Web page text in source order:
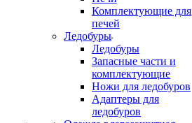
Комплектующие для
печей
Ледобуры
Ледобуры
Запасные части и
комплектующие
Ножи для ледобуров
Адаптеры для
ледобуров